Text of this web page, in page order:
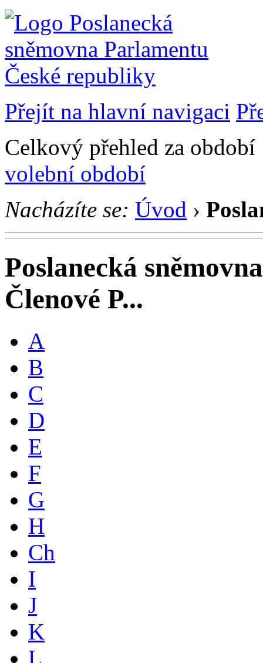
Přejít na hlavní navigaci
Celkový přehled za
volební období
Nacházíte se: Úvod ›
Poslanecká sněmovna
Členové P...
A
B
C
D
E
F
G
H
Ch
I
J
K
L